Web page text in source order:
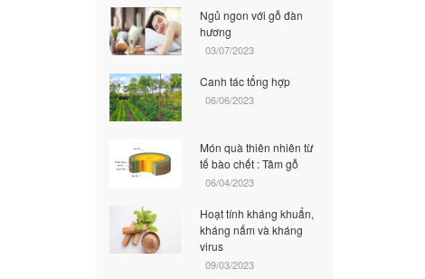
Ngủ ngon với gỗ đàn
hương
03/07/2023
Canh tác tổng hợp
06/06/2023
Món quà thiên nhiên từ
tế bào chết : Tâm gỗ
06/04/2023
Hoạt tính kháng khuẩn,
kháng nấm và kháng
virus
09/03/2023